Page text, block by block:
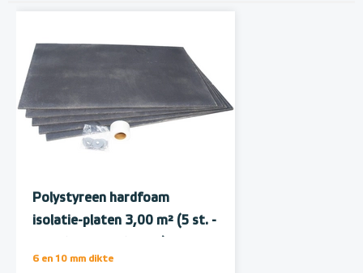
Polystyreen hardfoam
isolatie-platen 3,00 m² (5 st. -
6 en 10 mm dikte